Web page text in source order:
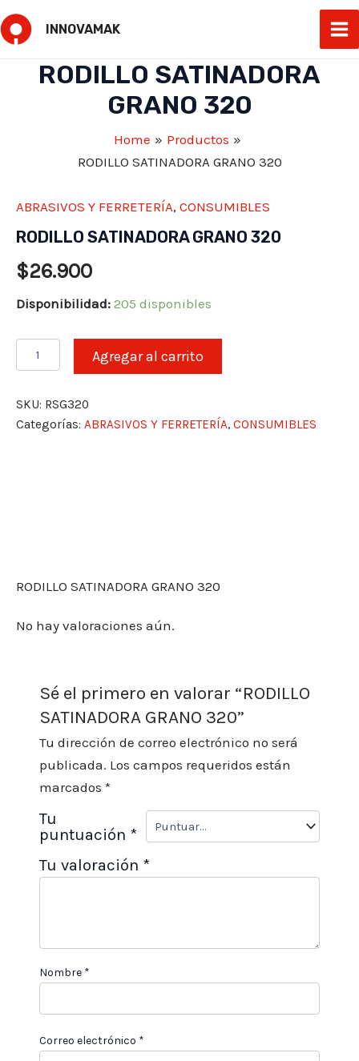
Skip
to
INNOVAMAK
RODILLO SATINADORA
GRANO 320
Home
Productos
RODILLO SATINADORA GRANO 320
ABRASIVOS Y FERRETERÍA, CONSUMIBLES
RODILLO SATINADORA GRANO 320
$26.900
Disponibilidad: 205 disponibles
RODILLO
SATINADORA
cantidad
Agregar al carrito
SKU: RSG320
Categorías: ABRASIVOS Y FERRETERÍA, CONSUMIBLES
RODILLO SATINADORA GRANO 320
No hay valoraciones aún.
Sé el primero en valorar “RODILLO
SATINADORA GRANO 320”
Tu dirección de correo electrónico no será
publicada. Los campos requeridos están
marcados*
Tu
puntuación *
Tu valoración *
Nombre *
Correo electrónico *